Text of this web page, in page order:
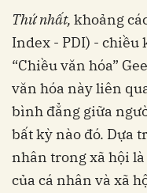
Thứ nhất, khoảng
Index - PDI) -
“Chiều văn hóa”
văn hóa này liên
bình đẳng giữa
bất kỳ nào đó. Dựa
nhân trong xã hội
của cá nhân và xã